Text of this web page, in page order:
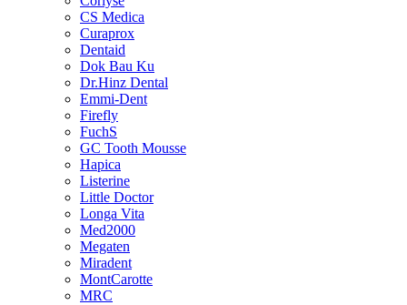
CS Medica
Curaprox
Dentaid
Dok Bau Ku
Dr.Hinz Dental
Emmi-Dent
Firefly
FuchS
GC Tooth Mousse
Hapica
Listerine
Little Doctor
Longa Vita
Med2000
Megaten
Miradent
MontCarotte
MRC